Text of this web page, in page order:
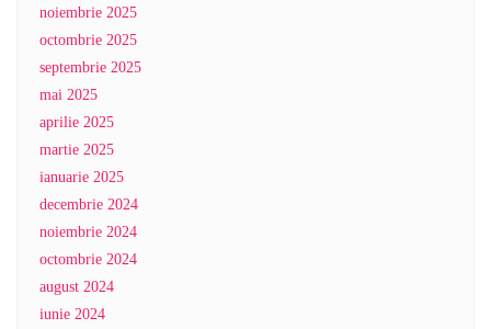
noiembrie 2025
octombrie 2025
septembrie 2025
mai 2025
aprilie 2025
martie 2025
ianuarie 2025
decembrie 2024
noiembrie 2024
octombrie 2024
august 2024
iunie 2024